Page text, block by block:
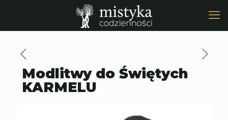
Modlitwy do Świętych
KARMELU